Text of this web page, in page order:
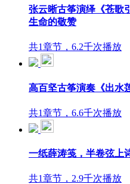
张云晰古筝演绎《苍歌
生命的敬赞
共1章节，6.2千次播放
高百坚古筝演奏《出水
共1章节，6.6千次播放
一纸薛涛笺，半卷弦上
共1章节，2.9千次播放